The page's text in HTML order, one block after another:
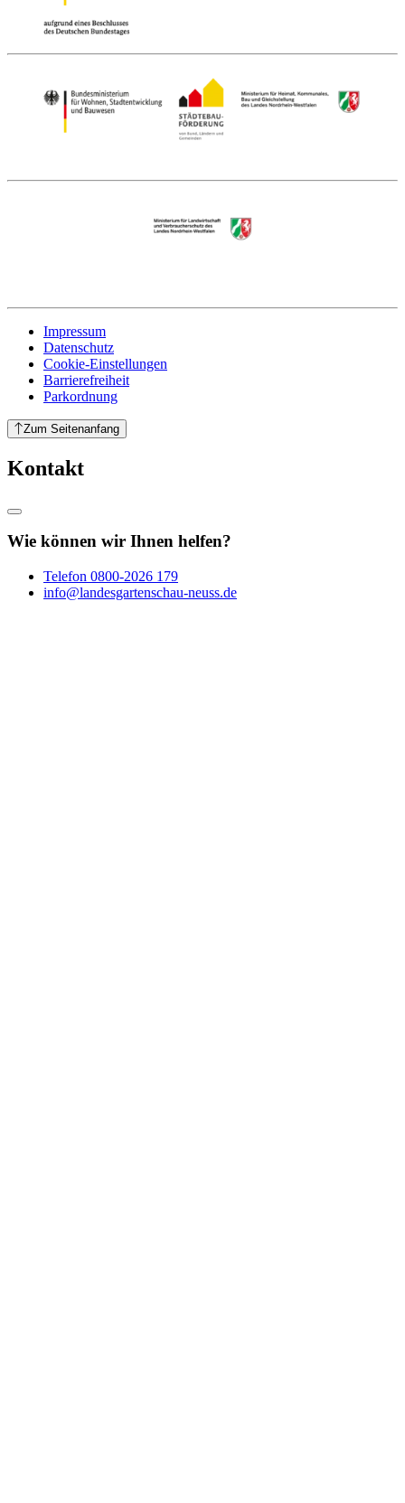
Impressum
Datenschutz
Cookie-Einstellungen
Barrierefreiheit
Parkordnung
Zum Seitenanfang
Kontakt
Wie können wir Ihnen helfen?
Telefon 0800-2026 179
info@landesgartenschau-neuss.de